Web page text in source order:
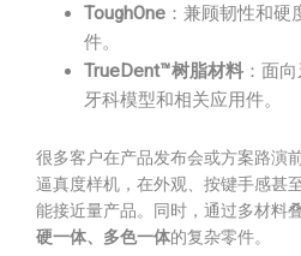
ToughOne ：兼顾韧性和
件。
TrueDent™树脂材料 ：面
牙科模型和相关应用件。
很多客户在产品发布会或方案路演
逼真度样机，在外观、按键手感甚
能接近量产品。同时，通过多材料
硬一体、多色一体的复杂零件。